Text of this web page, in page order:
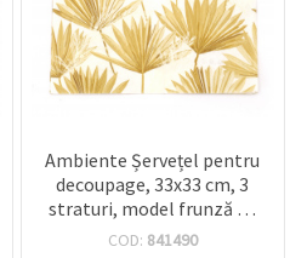
Ambiente Șervețel pentru
decoupage, 33x33 cm, 3
straturi, model frunză de
palmier auriu, 1 bucată
COD: 841490